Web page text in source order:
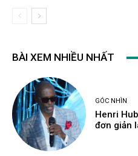
BÀI XEM NHIỀU NHẤT
GÓC NHÌN
Henri
đơn giản